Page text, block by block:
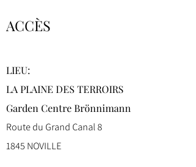
ACCÈS
LIEU:
LA PLAINE DES TERROIRS
Garden Centre Brönnimann
Route du Grand Canal 8
1845 NOVILLE